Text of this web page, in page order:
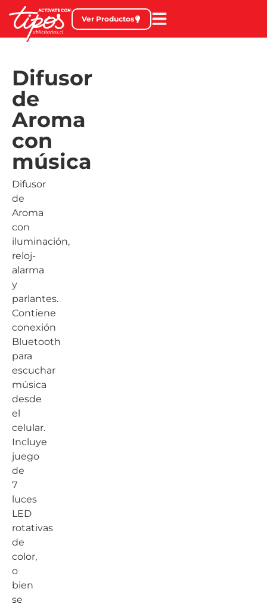
Ver Productos
Difusor
de
Aroma
con
música
Difusor
de
Aroma
con
iluminación,
reloj-
alarma
y
parlantes.
Contiene
conexión
Bluetooth
para
escuchar
música
desde
el
celular.
Incluye
juego
de
7
luces
LED
rotativas
de
color,
o
bien
se